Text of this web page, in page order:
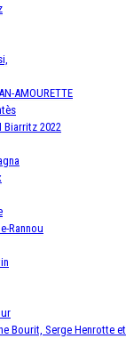
AMOURETTE
Biarritz 2022
Rannou
Bourit, Serge Henrotte et